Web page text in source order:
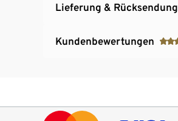
Lieferung & Rücksendung
Kundenbewertungen